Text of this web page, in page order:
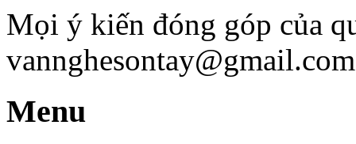
Mọi ý kiến đóng góp của
Menu